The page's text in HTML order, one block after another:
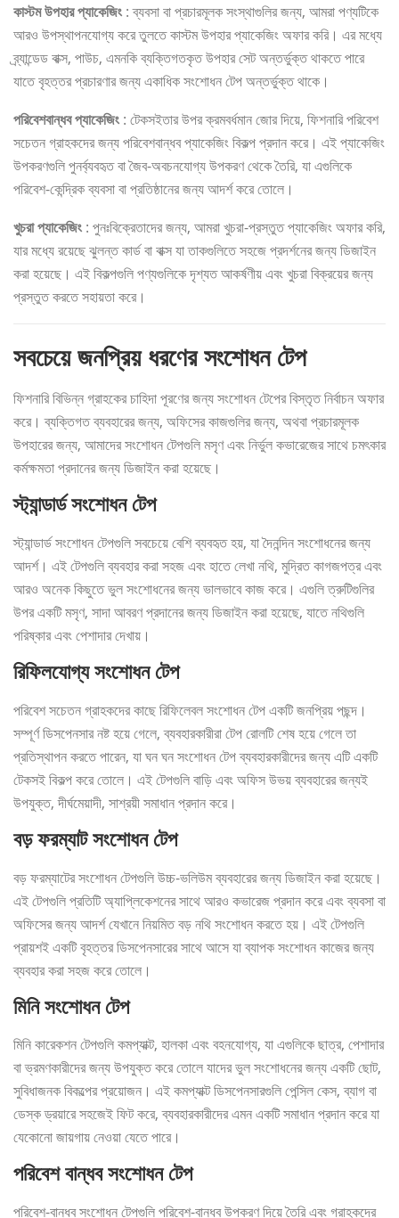
কাস্টম উপহার প্যাকেজিং : ব্যবসা বা প্রচারমূলক সংস্থাগুলির জন্য, আমরা পণ্যটিকে
আরও উপস্থাপনযোগ্য করে তুলতে কাস্টম উপহার প্যাকেজিং অফার করি। এর মধ্যে
ব্র্যান্ডেড বাক্স, পাউচ, এমনকি ব্যক্তিগতকৃত উপহার সেট অন্তর্ভুক্ত থাকতে পারে
যাতে বৃহত্তর প্রচারণার জন্য একাধিক সংশোধন টেপ অন্তর্ভুক্ত থাকে।
পরিবেশবান্ধব প্যাকেজিং : টেকসইতার উপর ক্রমবর্ধমান জোর দিয়ে, ফিশনারি পরিবেশ
সচেতন গ্রাহকদের জন্য পরিবেশবান্ধব প্যাকেজিং বিকল্প প্রদান করে। এই প্যাকেজিং
উপকরণগুলি পুনর্ব্যবহৃত বা জৈব-অবচনযোগ্য উপকরণ থেকে তৈরি, যা এগুলিকে
পরিবেশ-কেন্দ্রিক ব্যবসা বা প্রতিষ্ঠানের জন্য আদর্শ করে তোলে।
খুচরা প্যাকেজিং : পুনঃবিক্রেতাদের জন্য, আমরা খুচরা-প্রস্তুত প্যাকেজিং অফার করি,
যার মধ্যে রয়েছে ঝুলন্ত কার্ড বা বাক্স যা তাকগুলিতে সহজে প্রদর্শনের জন্য ডিজাইন
করা হয়েছে। এই বিকল্পগুলি পণ্যগুলিকে দৃশ্যত আকর্ষণীয় এবং খুচরা বিক্রয়ের জন্য
প্রস্তুত করতে সহায়তা করে।
সবচেয়ে জনপ্রিয় ধরণের সংশোধন টেপ
ফিশনারি বিভিন্ন গ্রাহকের চাহিদা পূরণের জন্য সংশোধন টেপের বিস্তৃত নির্বাচন অফার
করে। ব্যক্তিগত ব্যবহারের জন্য, অফিসের কাজগুলির জন্য, অথবা প্রচারমূলক
উপহারের জন্য, আমাদের সংশোধন টেপগুলি মসৃণ এবং নির্ভুল কভারেজের সাথে চমৎকার
কর্মক্ষমতা প্রদানের জন্য ডিজাইন করা হয়েছে।
স্ট্যান্ডার্ড সংশোধন টেপ
স্ট্যান্ডার্ড সংশোধন টেপগুলি সবচেয়ে বেশি ব্যবহৃত হয়, যা দৈনন্দিন সংশোধনের জন্য
আদর্শ। এই টেপগুলি ব্যবহার করা সহজ এবং হাতে লেখা নথি, মুদ্রিত কাগজপত্র এবং
আরও অনেক কিছুতে ভুল সংশোধনের জন্য ভালভাবে কাজ করে। এগুলি ত্রুটিগুলির
উপর একটি মসৃণ, সাদা আবরণ প্রদানের জন্য ডিজাইন করা হয়েছে, যাতে নথিগুলি
পরিষ্কার এবং পেশাদার দেখায়।
রিফিলযোগ্য সংশোধন টেপ
পরিবেশ সচেতন গ্রাহকদের কাছে রিফিলেবল সংশোধন টেপ একটি জনপ্রিয় পছন্দ।
সম্পূর্ণ ডিসপেনসার নষ্ট হয়ে গেলে, ব্যবহারকারীরা টেপ রোলটি শেষ হয়ে গেলে তা
প্রতিস্থাপন করতে পারেন, যা ঘন ঘন সংশোধন টেপ ব্যবহারকারীদের জন্য এটি একটি
টেকসই বিকল্প করে তোলে। এই টেপগুলি বাড়ি এবং অফিস উভয় ব্যবহারের জন্যই
উপযুক্ত, দীর্ঘমেয়াদী, সাশ্রয়ী সমাধান প্রদান করে।
বড় ফরম্যাট সংশোধন টেপ
বড় ফরম্যাটের সংশোধন টেপগুলি উচ্চ-ভলিউম ব্যবহারের জন্য ডিজাইন করা হয়েছে।
এই টেপগুলি প্রতিটি অ্যাপ্লিকেশনের সাথে আরও কভারেজ প্রদান করে এবং ব্যবসা বা
অফিসের জন্য আদর্শ যেখানে নিয়মিত বড় নথি সংশোধন করতে হয়। এই টেপগুলি
প্রায়শই একটি বৃহত্তর ডিসপেনসারের সাথে আসে যা ব্যাপক সংশোধন কাজের জন্য
ব্যবহার করা সহজ করে তোলে।
মিনি সংশোধন টেপ
মিনি কারেকশন টেপগুলি কমপ্যাক্ট, হালকা এবং বহনযোগ্য, যা এগুলিকে ছাত্র, পেশাদার
বা ভ্রমণকারীদের জন্য উপযুক্ত করে তোলে যাদের ভুল সংশোধনের জন্য একটি ছোট,
সুবিধাজনক বিকল্পের প্রয়োজন। এই কমপ্যাক্ট ডিসপেনসারগুলি পেন্সিল কেস, ব্যাগ বা
ডেস্ক ড্রয়ারে সহজেই ফিট করে, ব্যবহারকারীদের এমন একটি সমাধান প্রদান করে যা
যেকোনো জায়গায় নেওয়া যেতে পারে।
পরিবেশ বান্ধব সংশোধন টেপ
পরিবেশ-বান্ধব সংশোধন টেপগুলি পরিবেশ-বান্ধব উপকরণ দিয়ে তৈরি এবং গ্রাহকদের